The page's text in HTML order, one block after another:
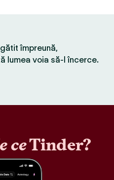
împreună,
lumea voia să-l încerce.
ceTinder?